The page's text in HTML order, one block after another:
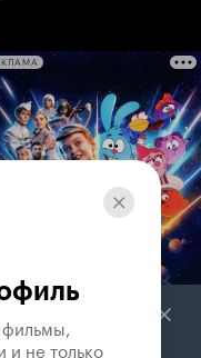
и не только